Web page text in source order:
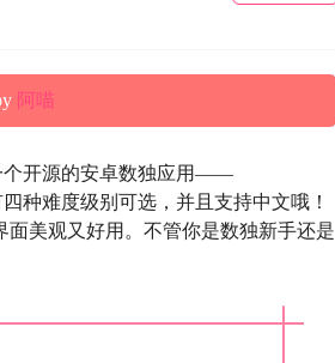
阿喵
个开源的安卓数独应用——
种难度级别可选，并且支持中文哦！
面美观又好用。不管你是数独新手还是